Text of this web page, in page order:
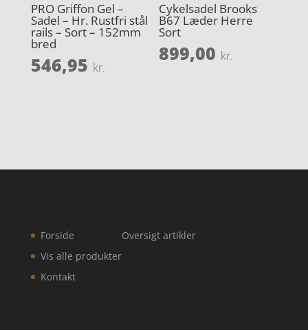
PRO Griffon Gel –
Sadel – Hr. Rustfri stål
rails – Sort – 152mm
bred
546,95 kr.
Cykelsadel Brooks
B67 Læder Herre
Sort
899,00 kr.
Forside
Vis alle produkter
Kontakt
Oversigt artikler